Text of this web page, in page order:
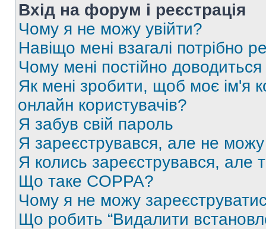
Вхід на форум і реєстрація
Чому я не можу увійти?
Навіщо мені взагалі потрібно
Чому мені постійно
Як мені зробити, щоб моє ім'я
онлайн користувачів?
Я забув свій пароль
Я зареєструвався, але не
Я колись зареєструвався,
Що таке COPPA?
Чому я не можу
Що робить “Видалити